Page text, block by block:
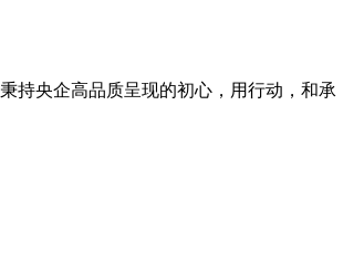
持央企高品质呈现的初心，用行动，和承